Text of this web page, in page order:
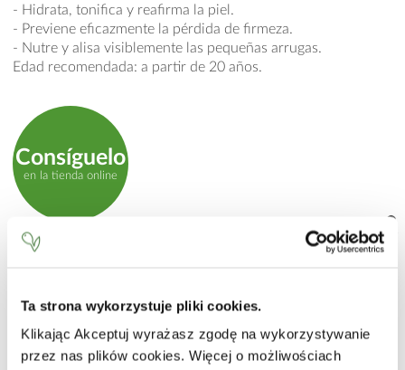
Ta strona wykorzystuje pliki cookies.
Klikając Akceptuj wyrażasz zgodę na wykorzystywanie
przez nas plików cookies. Więcej o możliwościach
- Hidrata, tonifica y reafirma la piel.
- Previene eficazmente la pérdida de firmeza.
- Nutre y alisa visiblemente las pequeñas arrugas.
Edad recomendada: a partir de 20 años.
Consíguelo
en la tienda online
MODO DE EMPLEO
contorno de los ojos y masajear suavemente hasta su total
de la misma línea de Leche de Cabra.